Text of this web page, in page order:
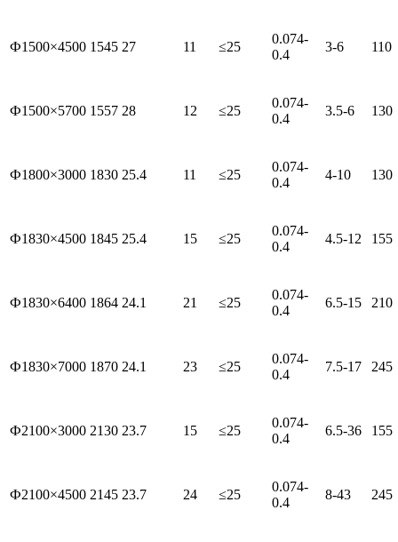
Ф1500×4500 1545 27 11 ≤25
0.074-
0.4
3-6 110
Ф1500×5700 1557 28 12 ≤25
0.074-
0.4
3.5-6 130
Ф1800×3000 1830 25.4 11 ≤25
0.074-
0.4
4-10 130
Ф1830×4500 1845 25.4 15 ≤25
0.074-
0.4
4.5-12 155
Ф1830×6400 1864 24.1 21 ≤25
0.074-
0.4
6.5-15 210
Ф1830×7000 1870 24.1 23 ≤25
0.074-
0.4
7.5-17 245
Ф2100×3000 2130 23.7 15 ≤25
0.074-
0.4
6.5-36 155
Ф2100×4500 2145 23.7 24 ≤25
0.074-
0.4
8-43 245